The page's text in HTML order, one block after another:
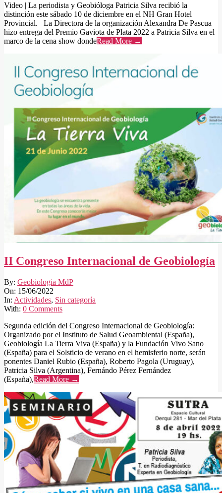
Video | La periodista y Geobióloga Patricia Silva recibió la
distinción este sábado 10 de diciembre en el NH Gran Hotel
Provincial. La Directora de la organización Alexandra De Pascua
hizo entrega del Premio Gaviota de Plata 2022 a Patricia Silva en el
marco de la cena show dondeRead More →
II Congreso Internacional de Geobiología
2022-
06-
15
By: Geobiologia MdP
On: 15/06/2022
In: Actividades, Sin categoría
With: 0 Comments
Segunda edición del Congreso Internacional de Geobiología:
Organizado por el Instituto de Salud Geoambiental (España),
Geobiología La Tierra Viva (España) y la Fundación Vivo Sano
(España) para el Solsticio de verano en el hemisferio norte, serán
ponentes Daniel Rubio (España), Roberto Pagola (Uruguay),
Patricia Silva (Argentina), Fernándo Pérez Fernández
(España),Read More →